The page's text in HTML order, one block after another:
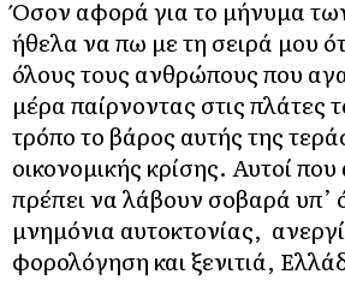
Όσον αφορά για το μήνυμα
ήθελα να πω με τη σειρά μου
όλους τους ανθρώπους που
μέρα παίρνοντας στις πλάτες
τρόπο το βάρος αυτής της
οικονομικής κρίσης. Αυτοί
πρέπει να λάβουν σοβαρά υπ’
μνημόνια αυτοκτονίας,
φορολόγηση και ξενιτιά,